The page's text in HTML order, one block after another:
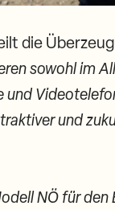
die
sowohl im
und
NÖ für